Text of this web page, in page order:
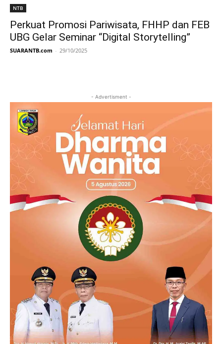
NTB
Perkuat Promosi Pariwisata, FHHP dan FEB
UBG Gelar Seminar “Digital Storytelling”
SUARANTB.com - 29/10/2025
- Advertisment -